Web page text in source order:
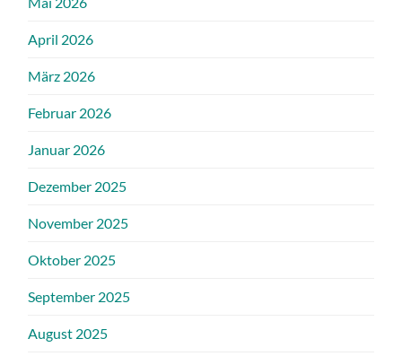
April 2026
März 2026
Februar 2026
Januar 2026
Dezember 2025
November 2025
Oktober 2025
September 2025
August 2025